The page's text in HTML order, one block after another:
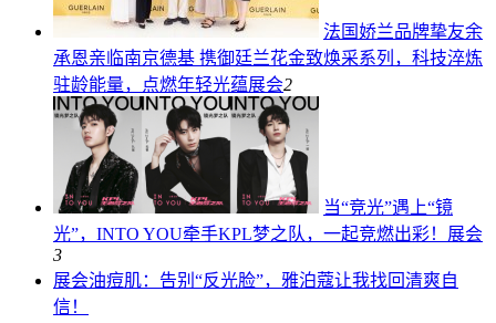
法国娇兰品牌挚友余
承恩亲临南京德基 携御廷兰花金致焕采系列，科技淬炼
驻龄能量，点燃年轻光蕴展会2
当“竞光”遇上“镜
光”，INTO YOU牵手KPL梦之队，一起竞燃出彩！ 展会
3
展会油痘肌：告别“反光脸”，雅泊蔻让我找回清爽自
信！